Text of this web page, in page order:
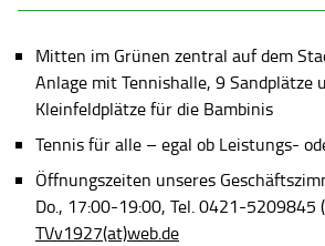
Mitten im Grünen zentral auf dem
Anlage mit Tennishalle, 9 Sandplätze
Kleinfeldplätze für die Bambinis
Tennis für alle – egal ob Leistungs-
Öffnungszeiten unseres
Do., 17:00-19:00, Tel. 0421-5209845
TVv1927(at)web.de